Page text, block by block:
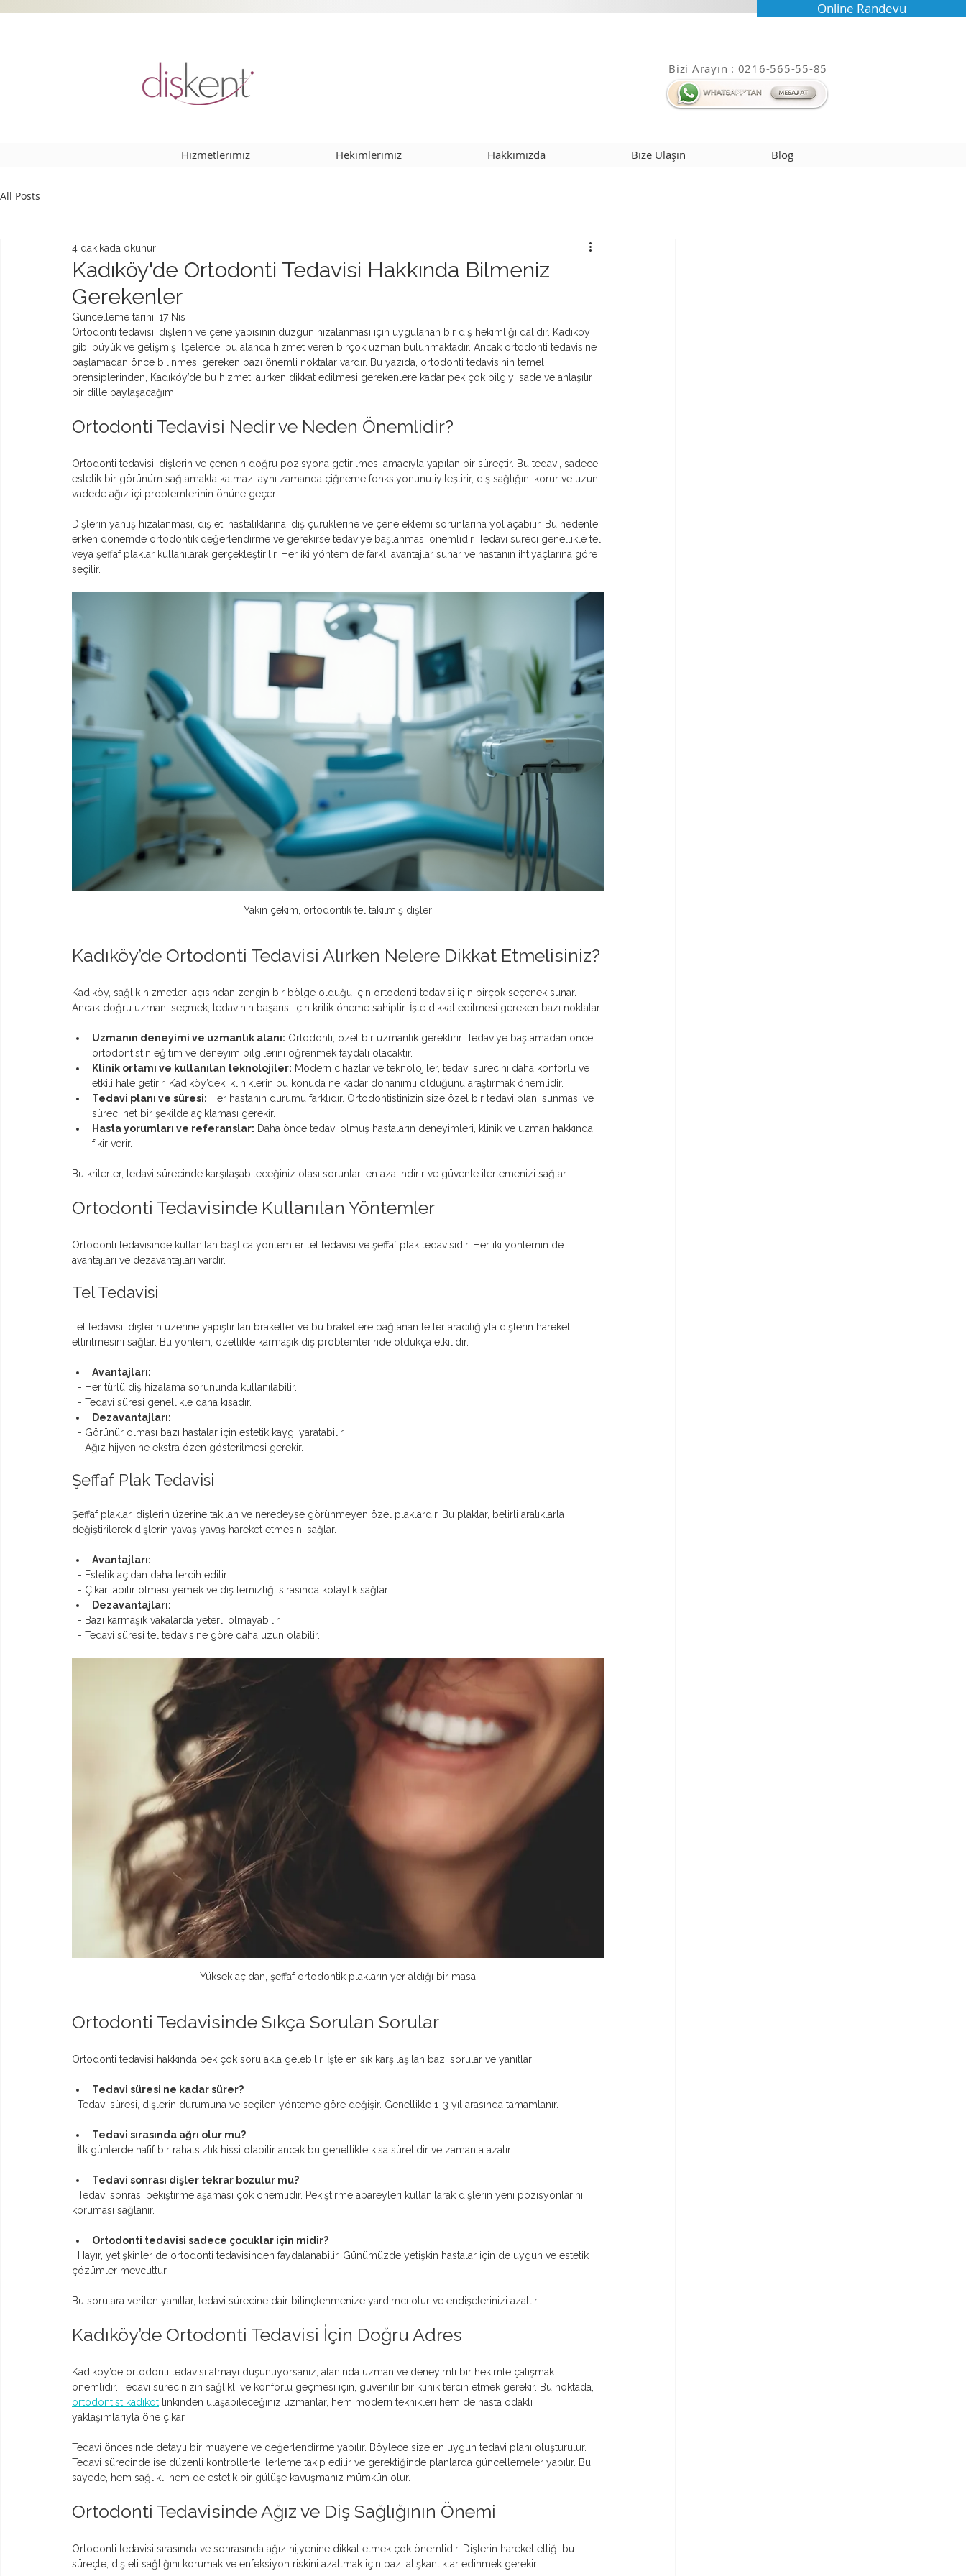
Online Randevu
Bizi Arayın : 0216-565-55-85
Hizmetlerimiz Hekimlerimiz Hakkımızda Bize Ulaşın Blog
All Posts
Kadıköy'de Ortodonti Tedavisi Hakkında Bilmeniz
Gerekenler
4 dakikada okunur
Güncelleme tarihi: 17 Nis
Ortodonti tedavisi, dişlerin ve çene yapısının düzgün hizalanması için uygulanan bir diş hekimliği dalıdır. Kadıköy
gibi büyük ve gelişmiş ilçelerde, bu alanda hizmet veren birçok uzman bulunmaktadır. Ancak ortodonti tedavisine
başlamadan önce bilinmesi gereken bazı önemli noktalar vardır. Bu yazıda, ortodonti tedavisinin temel
prensiplerinden, Kadıköy’de bu hizmeti alırken dikkat edilmesi gerekenlere kadar pek çok bilgiyi sade ve anlaşılır
bir dille paylaşacağım.
Ortodonti Tedavisi Nedir ve Neden Önemlidir?
Ortodonti tedavisi, dişlerin ve çenenin doğru pozisyona getirilmesi amacıyla yapılan bir süreçtir. Bu tedavi, sadece
estetik bir görünüm sağlamakla kalmaz; aynı zamanda çiğneme fonksiyonunu iyileştirir, diş sağlığını korur ve uzun
vadede ağız içi problemlerinin önüne geçer.
Dişlerin yanlış hizalanması, diş eti hastalıklarına, diş çürüklerine ve çene eklemi sorunlarına yol açabilir. Bu nedenle,
erken dönemde ortodontik değerlendirme ve gerekirse tedaviye başlanması önemlidir. Tedavi süreci genellikle tel
veya şeffaf plaklar kullanılarak gerçekleştirilir. Her iki yöntem de farklı avantajlar sunar ve hastanın ihtiyaçlarına göre
seçilir.
Yakın çekim, ortodontik tel takılmış dişler
Kadıköy’de Ortodonti Tedavisi Alırken Nelere Dikkat Etmelisiniz?
Kadıköy, sağlık hizmetleri açısından zengin bir bölge olduğu için ortodonti tedavisi için birçok seçenek sunar.
Ancak doğru uzmanı seçmek, tedavinin başarısı için kritik öneme sahiptir. İşte dikkat edilmesi gereken bazı noktalar:
Uzmanın deneyimi ve uzmanlık alanı: Ortodonti, özel bir uzmanlık gerektirir. Tedaviye başlamadan önce
ortodontistin eğitim ve deneyim bilgilerini öğrenmek faydalı olacaktır.
Klinik ortamı ve kullanılan teknolojiler: Modern cihazlar ve teknolojiler, tedavi sürecini daha konforlu ve
etkili hale getirir. Kadıköy’deki kliniklerin bu konuda ne kadar donanımlı olduğunu araştırmak önemlidir.
Tedavi planı ve süresi: Her hastanın durumu farklıdır. Ortodontistinizin size özel bir tedavi planı sunması ve
süreci net bir şekilde açıklaması gerekir.
Hasta yorumları ve referanslar: Daha önce tedavi olmuş hastaların deneyimleri, klinik ve uzman hakkında
fikir verir.
Bu kriterler, tedavi sürecinde karşılaşabileceğiniz olası sorunları en aza indirir ve güvenle ilerlemenizi sağlar.
Ortodonti Tedavisinde Kullanılan Yöntemler
Ortodonti tedavisinde kullanılan başlıca yöntemler tel tedavisi ve şeffaf plak tedavisidir. Her iki yöntemin de
avantajları ve dezavantajları vardır.
Tel Tedavisi
Tel tedavisi, dişlerin üzerine yapıştırılan braketler ve bu braketlere bağlanan teller aracılığıyla dişlerin hareket
ettirilmesini sağlar. Bu yöntem, özellikle karmaşık diş problemlerinde oldukça etkilidir.
Avantajları:
  - Her türlü diş hizalama sorununda kullanılabilir.
  - Tedavi süresi genellikle daha kısadır.
Dezavantajları:
  - Görünür olması bazı hastalar için estetik kaygı yaratabilir.
  - Ağız hijyenine ekstra özen gösterilmesi gerekir.
Şeffaf Plak Tedavisi
Şeffaf plaklar, dişlerin üzerine takılan ve neredeyse görünmeyen özel plaklardır. Bu plaklar, belirli aralıklarla
değiştirilerek dişlerin yavaş yavaş hareket etmesini sağlar.
Avantajları:
  - Estetik açıdan daha tercih edilir.
  - Çıkarılabilir olması yemek ve diş temizliği sırasında kolaylık sağlar.
Dezavantajları:
  - Bazı karmaşık vakalarda yeterli olmayabilir.
  - Tedavi süresi tel tedavisine göre daha uzun olabilir.
Yüksek açıdan, şeffaf ortodontik plakların yer aldığı bir masa
Ortodonti Tedavisinde Sıkça Sorulan Sorular
Ortodonti tedavisi hakkında pek çok soru akla gelebilir. İşte en sık karşılaşılan bazı sorular ve yanıtları:
Tedavi süresi ne kadar sürer?
  Tedavi süresi, dişlerin durumuna ve seçilen yönteme göre değişir. Genellikle 1-3 yıl arasında tamamlanır.
Tedavi sırasında ağrı olur mu?
  İlk günlerde hafif bir rahatsızlık hissi olabilir ancak bu genellikle kısa sürelidir ve zamanla azalır.
Tedavi sonrası dişler tekrar bozulur mu?
koruması sağlanır.
Ortodonti tedavisi sadece çocuklar için midir?
çözümler mevcuttur.
Bu sorulara verilen yanıtlar, tedavi sürecine dair bilinçlenmenize yardımcı olur ve endişelerinizi azaltır.
Kadıköy’de Ortodonti Tedavisi İçin Doğru Adres
Kadıköy’de ortodonti tedavisi almayı düşünüyorsanız, alanında uzman ve deneyimli bir hekimle çalışmak
önemlidir. Tedavi sürecinizin sağlıklı ve konforlu geçmesi için, güvenilir bir klinik tercih etmek gerekir. Bu noktada,
ortodontist kadıköt linkinden ulaşabileceğiniz uzmanlar, hem modern teknikleri hem de hasta odaklı
yaklaşımlarıyla öne çıkar.
Tedavi öncesinde detaylı bir muayene ve değerlendirme yapılır. Böylece size en uygun tedavi planı oluşturulur.
Tedavi sürecinde ise düzenli kontrollerle ilerleme takip edilir ve gerektiğinde planlarda güncellemeler yapılır. Bu
sayede, hem sağlıklı hem de estetik bir gülüşe kavuşmanız mümkün olur.
Ortodonti Tedavisinde Ağız ve Diş Sağlığının Önemi
Ortodonti tedavisi sırasında ve sonrasında ağız hijyenine dikkat etmek çok önemlidir. Dişlerin hareket ettiği bu
süreçte, diş eti sağlığını korumak ve enfeksiyon riskini azaltmak için bazı alışkanlıklar edinmek gerekir: